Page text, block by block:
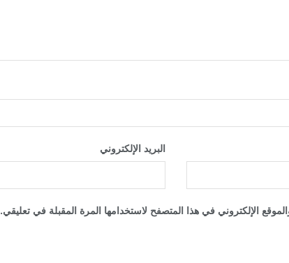
البريد الإلكتروني
الإلكتروني في هذا المتصفح لاستخدامها المرة المقبلة في تعليقي.